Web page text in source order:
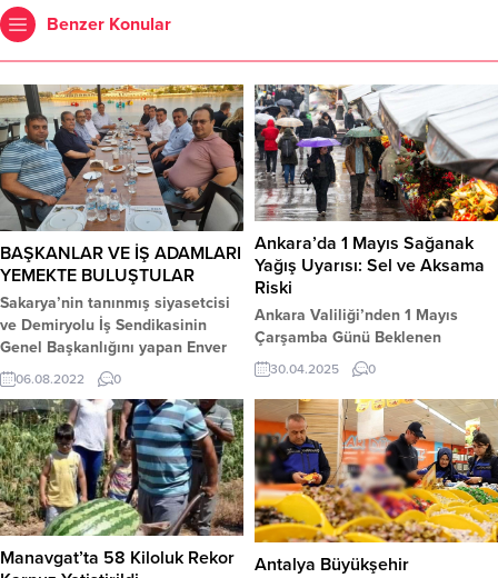
Benzer Konular
BAŞKANLAR VE İŞ ADAMLARI
YEMEKTE BULUŞTULAR
Sakarya’nin tanınmış siyasetcisi
ve Demiryolu İş Sendikasinin
Genel Başkanlığını yapan Enver
TOCOĞLU,Eski Büyükşehir
Belediye Başkani Zihni SAHİN
,Vakiflar Bankasi Sendikasi Genel
Başkani Turgut YILMAZ,Havza
Belediye Başkanı Sebahattin
ÖZDEMIR,Havza Eski Belediye
Başkanı Av.Murat İKİZ ,Toleyis
Samsun Başkanı Saban
Demirci,Taninmiş siyasetci Eski
BRTK Kurucu başkan yardimcisi
06.08.2022 0
Ankara’da 1 Mayıs Sağanak
Yağış Uyarısı: Sel ve Aksama
Riski
Ankara Valiliği’nden 1 Mayıs
Çarşamba Günü Beklenen
Sağanak Yağışlara Karşı Uyarı:
Sel, Su Baskını ve Ulaşım
Aksamaları Riskine Dikkat Çekildi
Ankara Valiliği, Başkent’te 1
Mayıs Çarşamba günü etkili
olması beklenen kuvvetli sağanak
ve gök gürültülü sağanak
yağışlara karşı vatandaşlara
yönelik bir uyarı yayımladı.
Yapılan açıklamada, gün içinde
30.04.2025 0
Manavgat’ta 58 Kiloluk Rekor
Antalya Büyükşehir